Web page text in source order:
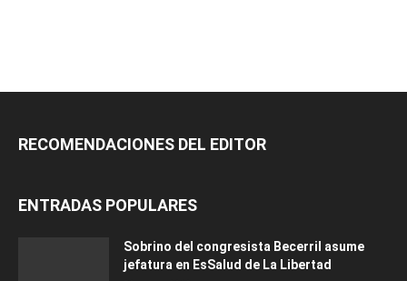
RECOMENDACIONES DEL EDITOR
ENTRADAS POPULARES
Sobrino del congresista Becerril asume
jefatura en EsSalud de La Libertad